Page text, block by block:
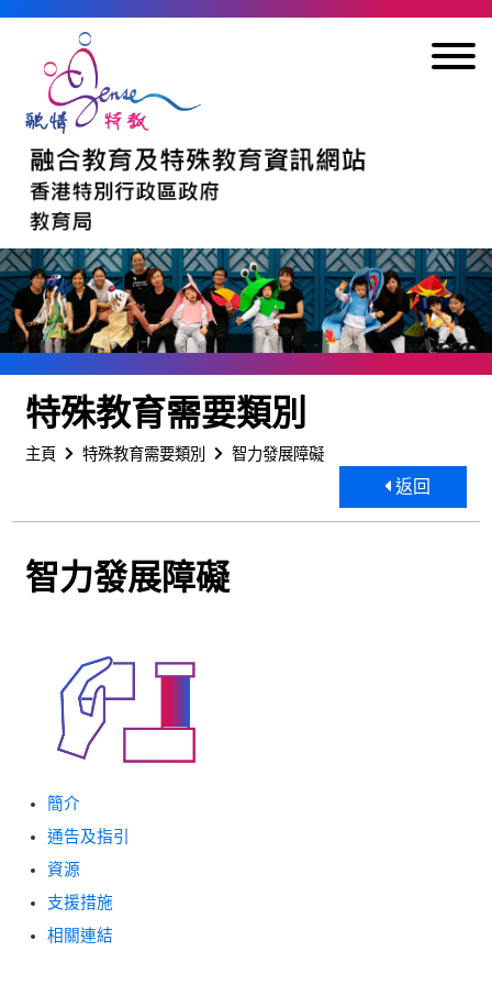
特殊教育需要類別
主頁 特殊教育需要類別 智力發展障礙
返回
智力發展障礙
簡介
通告及指引
資源
支援措施
相關連結